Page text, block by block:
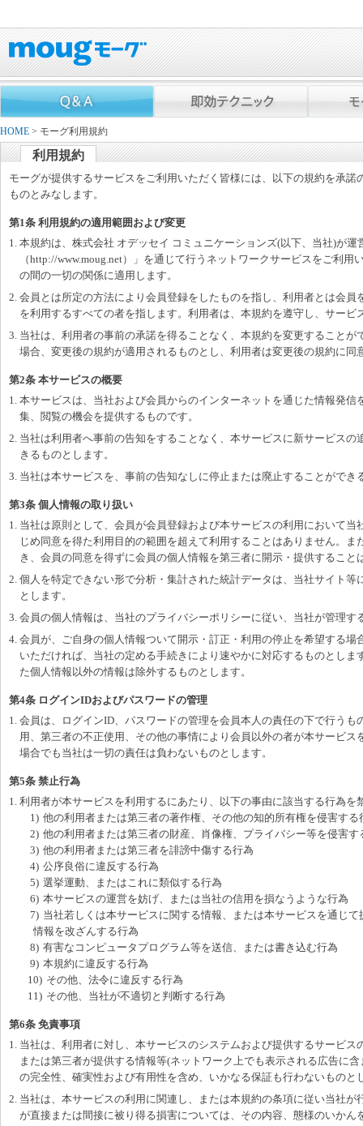
HOME > モーグ利用規約
利用規約
モーグが提供するサービスをご利用いただく皆様には、以下の規約を承諾
ものとみなします。
第1条 利用規約の適用範囲および変更
1. 本規約は、株式会社 オデッセイ コミュニケーションズ(以下、当社)が
（http://www.moug.net）」を通じて行うネットワークサービスをご利用
の間の一切の関係に適用します。
2. 会員とは所定の方法により会員登録をしたものを指し、利用者とは会員
を利用するすべての者を指します。利用者は、本規約を遵守し、サービ
3. 当社は、利用者の事前の承諾を得ることなく、本規約を変更することが
場合、変更後の規約が適用されるものとし、利用者は変更後の規約に同
第2条 本サービスの概要
1. 本サービスは、当社および会員からのインターネットを通じた情報発信
集、閲覧の機会を提供するものです。
2. 当社は利用者へ事前の告知をすることなく、本サービスに新サービスの
きるものとします。
3. 当社は本サービスを、事前の告知なしに停止または廃止することができ
第3条 個人情報の取り扱い
1. 当社は原則として、会員が会員登録および本サービスの利用において当
じめ同意を得た利用目的の範囲を超えて利用することはありません。ま
き、会員の同意を得ずに会員の個人情報を第三者に開示・提供すること
2. 個人を特定できない形で分析・集計された統計データは、当社サイト等
とします。
3. 会員の個人情報は、当社のプライバシーポリシーに従い、当社が管理す
4. 会員が、ご自身の個人情報ついて開示・訂正・利用の停止を希望する場
いただければ、当社の定める手続きにより速やかに対応するものとしま
た個人情報以外の情報は除外するものとします。
第4条 ログインIDおよびパスワードの管理
1. 会員は、ログインID、パスワードの管理を会員本人の責任の下で行うも
用、第三者の不正使用、その他の事情により会員以外の者が本サービス
場合でも当社は一切の責任は負わないものとします。
第5条 禁止行為
1. 利用者が本サービスを利用するにあたり、以下の事由に該当する行為を
1) 他の利用者または第三者の著作権、その他の知的所有権を侵害する
2) 他の利用者または第三者の財産、肖像権、プライバシー等を侵害す
3) 他の利用者または第三者を誹謗中傷する行為
4) 公序良俗に違反する行為
5) 選挙運動、またはこれに類似する行為
6) 本サービスの運営を妨げ、または当社の信用を損なうような行為
7) 当社若しくは本サービスに関する情報、または本サービスを通じて
情報を改ざんする行為
8) 有害なコンピュータプログラム等を送信、または書き込む行為
9) 本規約に違反する行為
10) その他、法令に違反する行為
11) その他、当社が不適切と判断する行為
第6条 免責事項
1. 当社は、利用者に対し、本サービスのシステムおよび提供するサービス
または第三者が提供する情報等(ネットワーク上でも表示される広告に
の完全性、確実性および有用性を含め、いかなる保証も行わないものと
2. 当社は、本サービスの利用に関連し、または本規約の条項に従い当社が
が直接または間接に被り得る損害については、その内容、態様のいかん